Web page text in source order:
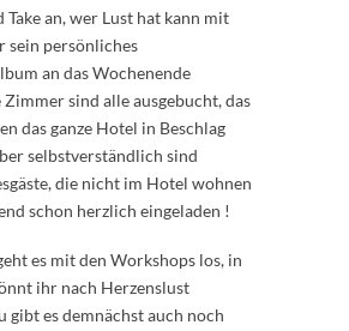
Take an, wer Lust hat kann mit
sein persönliches
an das Wochenende
sind alle ausgebucht, das
das ganze Hotel in Beschlag
selbstverständlich sind
die nicht im Hotel wohnen
schon herzlich eingeladen !
es mit den Workshops los, in
ihr nach Herzenslust
gibt es demnächst auch noch